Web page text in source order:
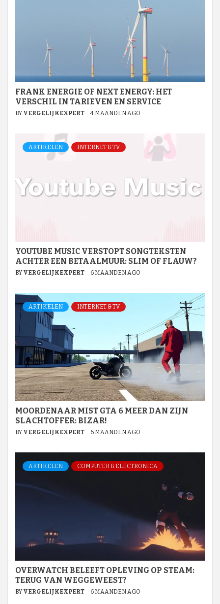
FRANK ENERGIE OF NEXT ENERGY: HET
VERSCHIL IN TARIEVEN EN SERVICE
BY VERGELIJKEXPERT 4 MAANDEN AGO
ARTIKELEN INTERNET & TV
YOUTUBE MUSIC VERSTOPT SONGTEKSTEN
ACHTER EEN BETAALMUUR: SLIM OF FLAUW?
BY VERGELIJKEXPERT 6 MAANDEN AGO
ARTIKELEN INTERNET & TV
MOORDENAAR MIST GTA 6 MEER DAN ZIJN
SLACHTOFFER: BIZAR!
BY VERGELIJKEXPERT 6 MAANDEN AGO
ARTIKELEN COMPUTER & ELECTRONICA
OVERWATCH BELEEFT OPLEVING OP STEAM:
TERUG VAN WEGGEWEEST?
BY VERGELIJKEXPERT 6 MAANDEN AGO